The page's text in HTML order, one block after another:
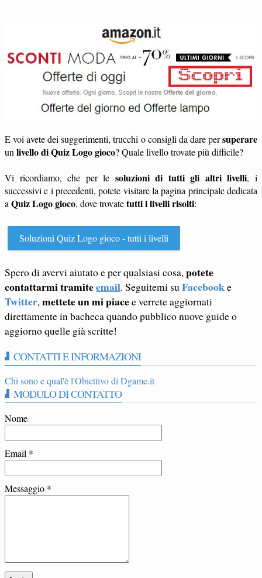
E voi avete dei suggerimenti, trucchi o consigli da dare persuperare
un livello di Quiz Logo gioco? Quale livello trovate più difficile?
Vi ricordiamo, che per le soluzioni di tutti gli altri livelli, i
successivi e i precedenti, potete visitare la pagina principale dedicata
a Quiz Logo gioco, dove trovatetutti i livelli risolti:
Soluzioni Quiz Logo gioco - tutti i livelli
Spero di avervi aiutato e per qualsiasi cosa, potete
contattarmi tramiteemail. Seguitemi su Facebooke
Twitter, mettete un mi piacee verrete aggiornati
direttamente in bacheca quando pubblico nuove guide o
aggiorno quelle già scritte!
CONTATTI E INFORMAZIONI
Chi sono e qual'è l'Obiettivo di Dgame.it
MODULO DI CONTATTO
Nome
Email *
Messaggio *